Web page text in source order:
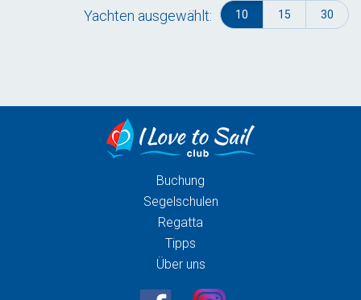
Yachten ausgewählt: 10 15 30
Buchung
Segelschulen
Regatta
Tipps
Über uns